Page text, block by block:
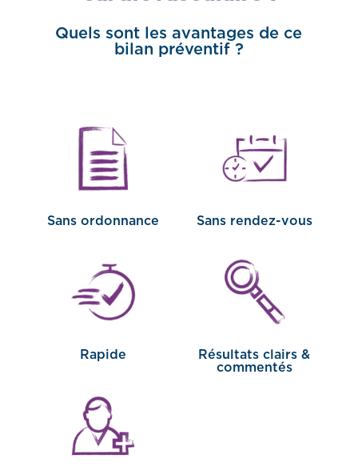
Quels sont les avantages de ce
bilan préventif ?
Sans ordonnance Sans rendez-vous
Rapide
Résultats clairs &
commentés